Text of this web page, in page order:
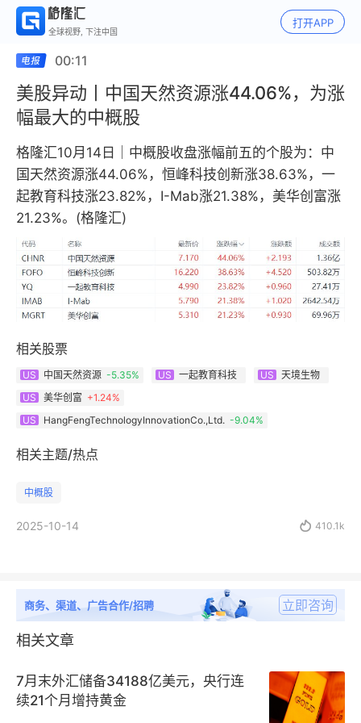
全球视野, 下注中国
打开APP
00:11
美股异动丨中国天然资源涨44.06%，为涨
幅最大的中概股
格隆汇10月14日｜中概股收盘涨幅前五的个股为：中
国天然资源涨44.06%，恒峰科技创新涨38.63%，一
起教育科技涨23.82%，I-Mab涨21.38%，美华创富涨
21.23%。(格隆汇)
相关股票
US 中国天然资源 -5.35% US 一起教育科技 US
天境生物
US
美华创富 +1.24%
US
HangFengTechnologyInnovationCo.,Ltd. -9.04%
相关主题/热点
中概股
2025-10-14  410.1k
商务、渠道、广告合作/招聘 立即咨询
相关文章
7月末外汇储备34188亿美元，央行连
续21个月增持黄金